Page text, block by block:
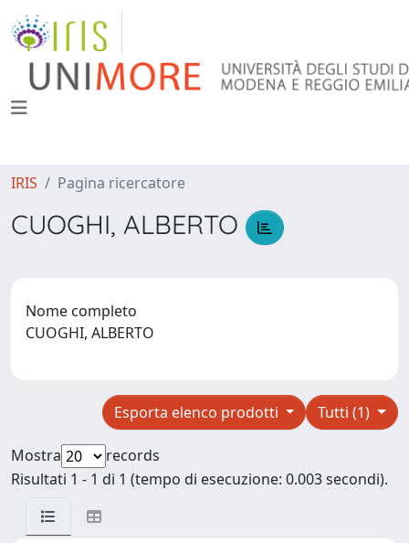
IRIS Pagina ricercatore
CUOGHI, ALBERTO
Nome completo
CUOGHI, ALBERTO
Tutti (1)
Esporta elenco prodotti
Mostra
records
Risultati 1 - 1 di 1 (tempo di esecuzione: 0.003 secondi).